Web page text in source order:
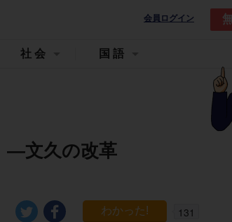
会員ログイン
社会 国語
―文久の改革
131